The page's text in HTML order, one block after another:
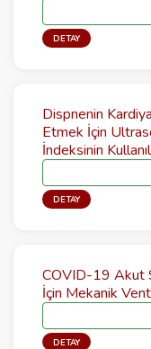
DETAY
Dispnenin
Etmek İçin
İndeksinin
DETAY
COVID-19 Akut
İçin Mekanik
DETAY